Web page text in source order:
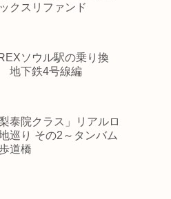
クスリファンド
ソウル駅の乗り換
地下鉄4号線編
梨泰院クラス」リアルロ
巡り その2～タンバム
道橋